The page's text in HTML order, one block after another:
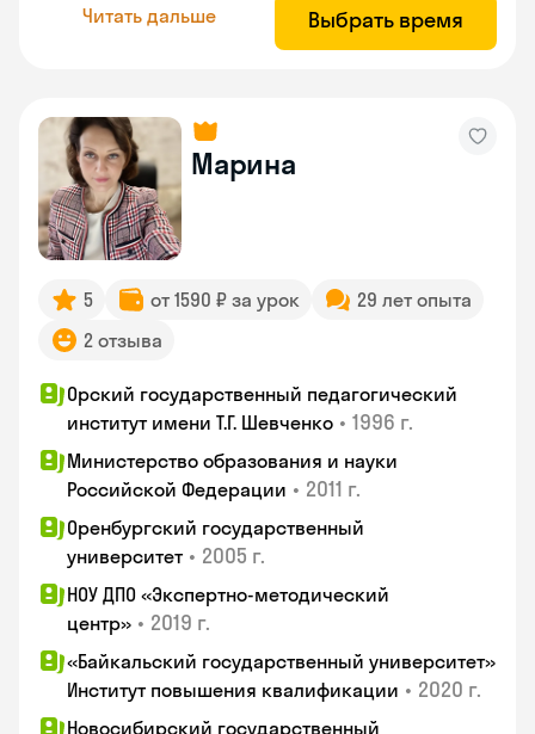
Читать дальше Выбрать время
Марина
5 от 1590 ₽ за урок
29 лет опыта
2 отзыва
Орский государственный педагогический
институт имени Т.Г. Шевченко • 1996 г.
Министерство образования и науки
Российской Федерации • 2011 г.
Оренбургский государственный
университет • 2005 г.
НОУ ДПО «Экспертно-методический
центр» • 2019 г.
«Байкальский государственный университет»
Институт повышения квалификации • 2020 г.
Новосибирский государственный